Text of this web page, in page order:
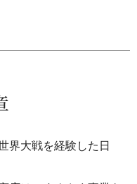
界大戦を経験した日